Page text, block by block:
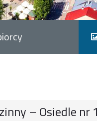
– Osiedle nr 1